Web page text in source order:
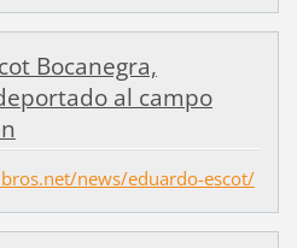
Bocanegra,
al campo
news/eduardo-escot/